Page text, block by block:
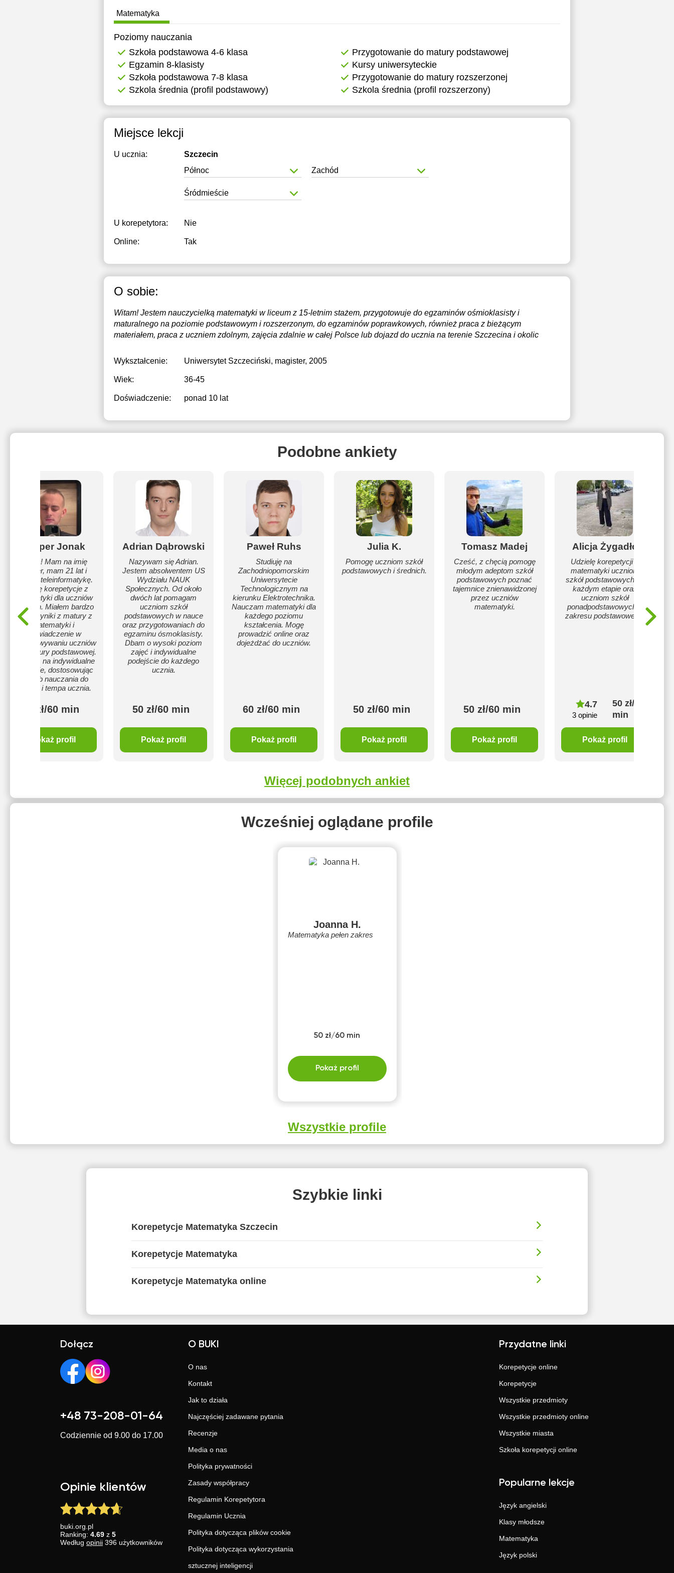
Matematyka
Poziomy nauczania
Szkoła podstawowa 4-6 klasa
Przygotowanie do matury podstawowej
Egzamin 8-klasisty
Kursy uniwersyteckie
Szkoła podstawowa 7-8 klasa
Przygotowanie do matury rozszerzonej
Szkola średnia (profil podstawowy)
Szkola średnia (profil rozszerzony)
Miejsce lekcji
U ucznia:
Szczecin
Północ
Zachód
Śródmieście
U korepetytora: Nie
Online: Tak
O sobie:
Witam! Jestem nauczycielką matematyki w liceum z 15-letnim stażem, przygotowuje do egzaminów ośmioklasisty i
maturalnego na poziomie podstawowym i rozszerzonym, do egzaminów poprawkowych, również praca z bieżącym
materiałem, praca z uczniem zdolnym, zajęcia zdalnie w całej Polsce lub dojazd do ucznia na terenie Szczecina i okolic
Wykształcenie: Uniwersytet Szczeciński, magister, 2005
Wiek: 36-45
Doświadczenie: ponad 10 lat
Podobne ankiety
Kacper Jonak
Cześć! Mam na imię
Kacper, mam 21 lat i
studiuję teleinformatykę.
Oferuję korepetycje z
matematyki dla uczniów
średnich. Miałem bardzo
dobre wyniki z matury z
matematyki i
doświadczenie w
przygotowywaniu uczniów
oraz matury podstawowej.
Stawiam na indywidualne
podejście, dostosowując
sposób nauczania do
potrzeb i tempa ucznia.
50 zł/60 min
Pokaż profil
Adrian Dąbrowski
Nazywam się Adrian.
Jestem absolwentem US
Wydziału NAUK
Społecznych. Od około
dwóch lat pomagam
uczniom szkół
podstawowych w nauce
oraz przygotowaniach do
egzaminu ósmoklasisty.
Dbam o wysoki poziom
zajęć i indywidualne
podejście do każdego
ucznia.
50 zł/60 min
Pokaż profil
Paweł Ruhs
Studiuję na
Zachodniopomorskim
Uniwersytecie
Technologicznym na
kierunku Elektrotechnika.
Nauczam matematyki dla
każdego poziomu
kształcenia. Mogę
prowadzić online oraz
dojeżdżać do uczniów.
60 zł/60 min
Pokaż profil
Julia K.
Pomogę uczniom szkół
podstawowych i średnich.
50 zł/60 min
Pokaż profil
Tomasz Madej
Cześć, z chęcią pomogę
młodym adeptom szkół
podstawowych poznać
tajemnice znienawidzonej
przez uczniów
matematyki.
50 zł/60 min
Pokaż profil
Alicja Żygadło
Udzielę korepetycji z
matematyki uczniom
szkół podstawowych na
każdym etapie oraz
uczniom szkół
ponadpodstawowych z
zakresu podstawowego.
4.7
3 opinie
50 zł/60
min
Pokaż profil
Więcej podobnych ankiet
Wcześniej oglądane profile
Joanna H.
Matematyka pełen zakres
50 zł/60 min
Pokaż profil
Wszystkie profile
Szybkie linki
Korepetycje Matematyka Szczecin
Korepetycje Matematyka
Korepetycje Matematyka online
Dołącz
+48 73-208-01-64
Codziennie od 9.00 do 17.00
Opinie klientów
buki.org.pl
Ranking: 4.69 z 5
Według opinii 396 użytkowników
O BUKI
O nas
Kontakt
Jak to działa
Najczęściej zadawane pytania
Recenzje
Media o nas
Polityka prywatności
Zasady współpracy
Regulamin Korepetytora
Regulamin Ucznia
Polityka dotycząca plików cookie
Polityka dotycząca wykorzystania
sztucznej inteligencji
Przydatne linki
Korepetycje online
Korepetycje
Wszystkie przedmioty
Wszystkie przedmioty online
Wszystkie miasta
Szkoła korepetycji online
Popularne lekcje
Język angielski
Klasy młodsze
Matematyka
Język polski